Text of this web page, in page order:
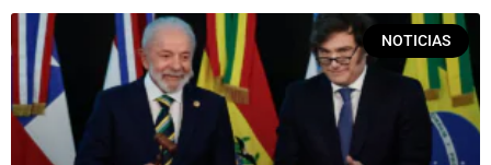
NOTICIAS